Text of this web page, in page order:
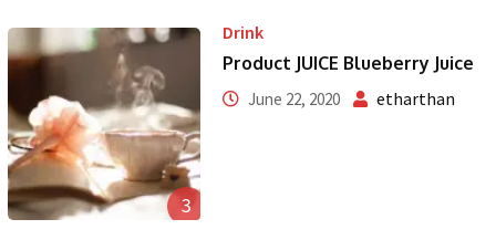
3
Drink
Product JUICE Blueberry Juice
June 22, 2020 etharthan